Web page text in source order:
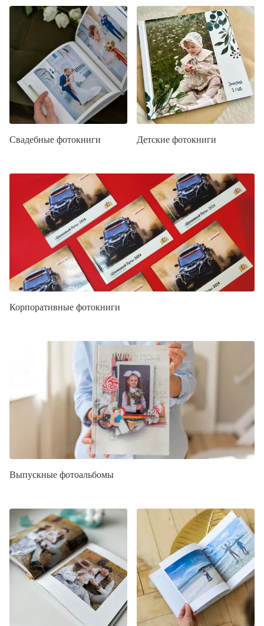
Свадебные фотокниги Детские фотокниги
Корпоративные фотокниги
Выпускные фотоальбомы